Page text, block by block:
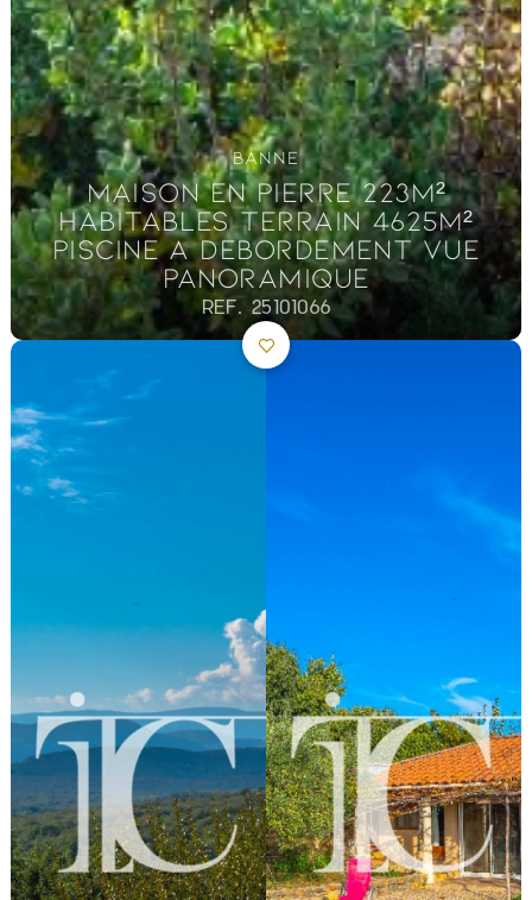
BANNE
MAISON EN PIERRE 223M²
HABITABLES TERRAIN 4625M²
PISCINE A DEBORDEMENT VUE
PANORAMIQUE
REF. 25101066